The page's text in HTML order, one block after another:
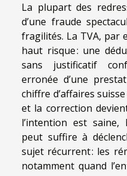
La plupart des
d’une fraude
fragilités. La TVA, par
haut risque : une
sans justificatif
erronée d’une
chiffre d’affaires
et la correction
l’intention est saine,
peut suffire à
sujet récurrent : les
notamment quand